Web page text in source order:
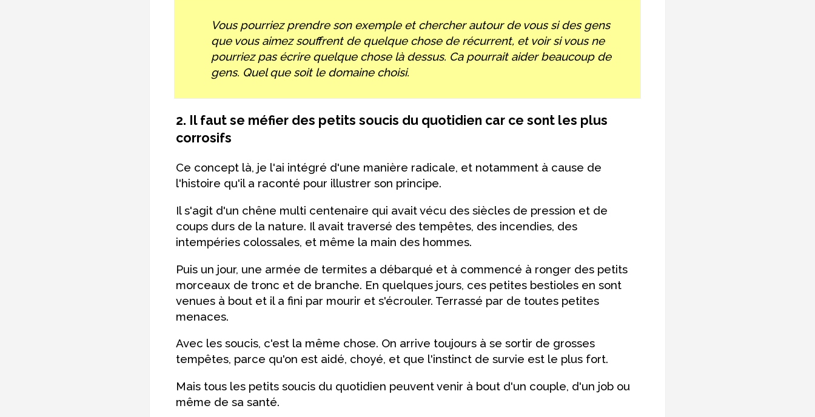
Vous pourriez prendre son exemple et chercher autour de vous si des gens
que vous aimez souffrent de quelque chose de récurrent, et voir si vous ne
pourriez pas écrire quelque chose là dessus. Ca pourrait aider beaucoup de
gens. Quel que soit le domaine choisi.
2. Il faut se méfier des petits soucis du quotidien car ce sont les plus
corrosifs
Ce concept là, je l'ai intégré d'une manière radicale, et notamment à cause de
l'histoire qu'il a raconté pour illustrer son principe.
Il s'agit d'un chêne multi centenaire qui avait vécu des siècles de pression et de
coups durs de la nature. Il avait traversé des tempêtes, des incendies, des
intempéries colossales, et même la main des hommes.
Puis un jour, une armée de termites a débarqué et à commencé à ronger des petits
morceaux de tronc et de branche. En quelques jours, ces petites bestioles en sont
venues à bout et il a fini par mourir et s'écrouler. Terrassé par de toutes petites
menaces.
Avec les soucis, c'est la même chose. On arrive toujours à se sortir de grosses
tempêtes, parce qu'on est aidé, choyé, et que l'instinct de survie est le plus fort.
Mais tous les petits soucis du quotidien peuvent venir à bout d'un couple, d'un job ou
même de sa santé.